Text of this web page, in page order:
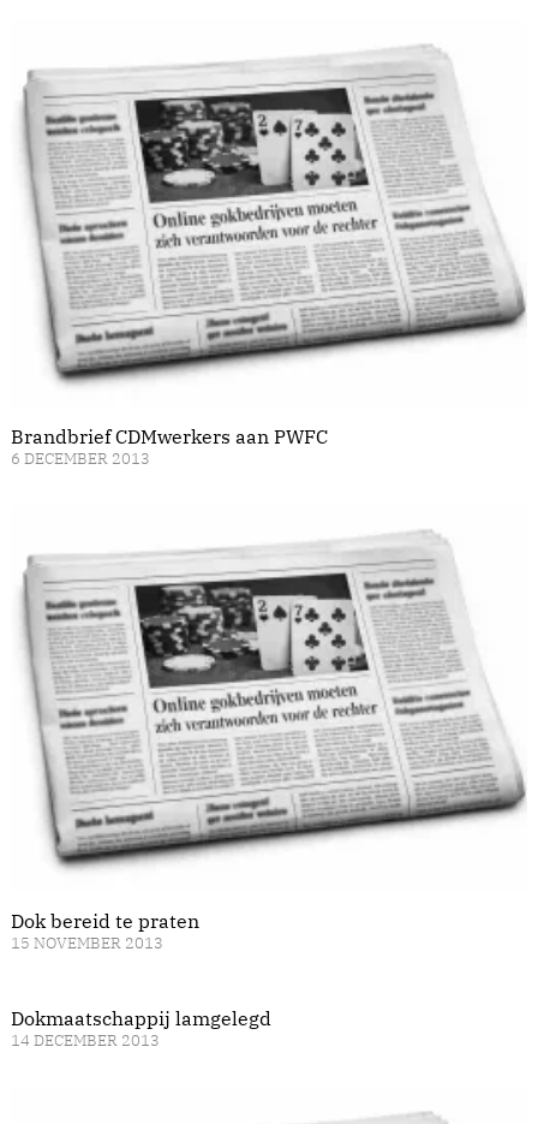
Brandbrief CDMwerkers aan PWFC
6 DECEMBER 2013
Dok bereid te praten
15 NOVEMBER 2013
Dokmaatschappij lamgelegd
14 DECEMBER 2013